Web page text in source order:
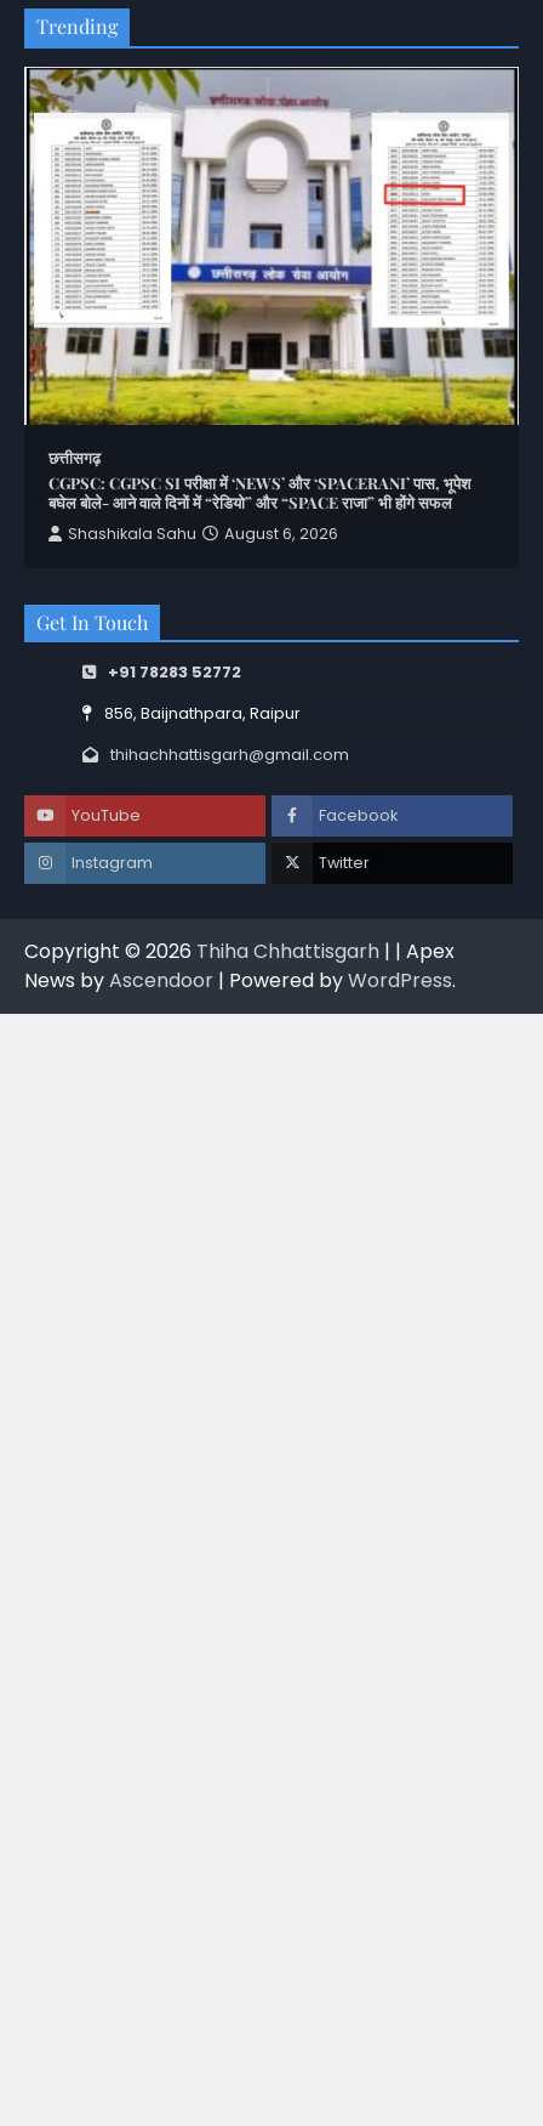
Trending
छत्तीसगढ़
CGPSC: CGPSC SI परीक्षा में ‘NEWS’ और ‘SPACERANI’ पास, भूपेश
बघेल बोले- आने वाले दिनों में “रेडियो” और “SPACE राजा” भी होंगे सफल
Shashikala Sahu
August 6, 2026
Get In Touch
+91 78283 52772
856, Baijnathpara, Raipur
thihachhattisgarh@gmail.com
YouTube Facebook
Instagram Twitter
Copyright © 2026 Thiha Chhattisgarh | | Apex
News byAscendoor | Powered byWordPress.